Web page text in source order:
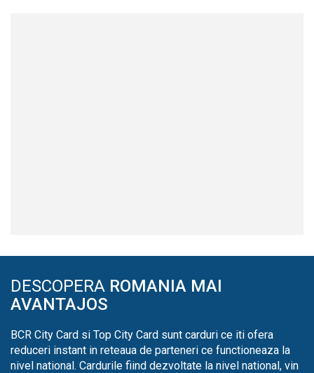
DESCOPERA ROMANIA MAI
AVANTAJOS
BCR City Card si Top City Card sunt carduri ce iti ofera
reduceri instant in reteaua de parteneri ce functioneaza la
nivel national. Cardurile fiind dezvoltate la nivel national, vin